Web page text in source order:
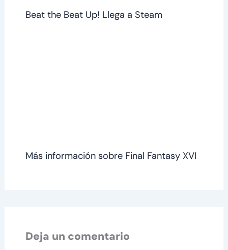
Beat the Beat Up! Llega a Steam
Más información sobre Final Fantasy XVI
Deja un comentario